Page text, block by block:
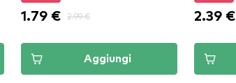
1.79 € 2.99 €
Aggiungi
2.39 €